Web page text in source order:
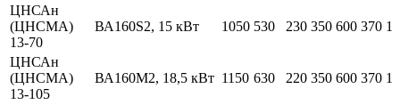
ЦНСАн
(ЦНСМА)
13-70
ВА160S2, 15 кВт 1050 530 230 350 600 370
ЦНСАн
(ЦНСМА)
13-105
ВА160М2, 18,5 кВт 1150 630 220 350 600 370